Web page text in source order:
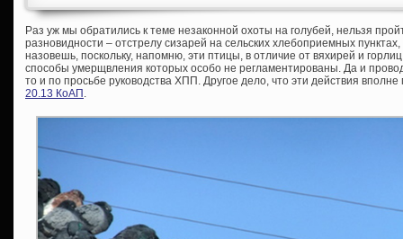
Раз уж мы обратились к теме незаконной охоты на голубей, нельзя
разновидности – отстрелу сизарей на сельских хлебоприемных
назовешь, поскольку, напомню, эти птицы, в отличие от вяхирей и
способы умерщвления которых особо не регламентированы. Да и
то и по просьбе руководства ХПП. Другое дело, что эти действия
20.13 КоАП .